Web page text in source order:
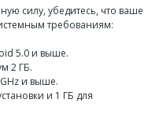
силу, убедитесь, что ваше
требованиям:
5.0 и выше.
2 ГБ.
и выше.
и 1 ГБ для